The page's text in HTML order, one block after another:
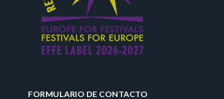
FORMULARIO DE CONTACTO